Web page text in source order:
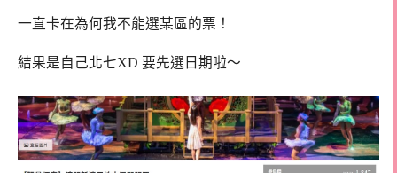
一直卡在為何我不能選某區的票！
結果是自己北七XD 要先選日期啦～